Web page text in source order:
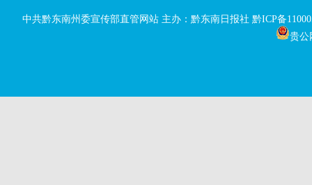
中共黔东南州委宣传部直管网站 主办：黔东南日报社 黔ICP备
贵公